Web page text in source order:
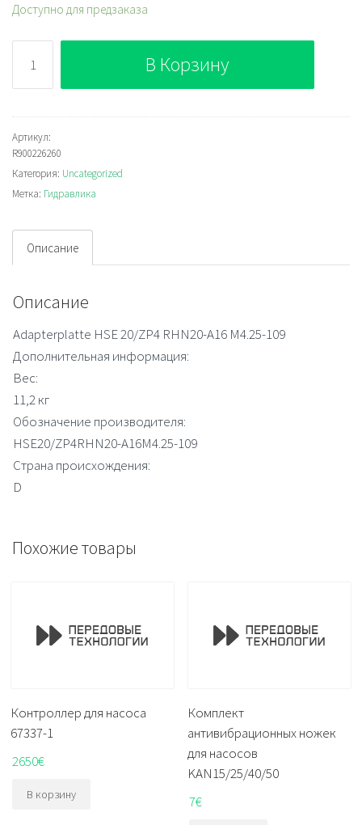
Доступно для предзаказа
Bosch
Rexroth
HSE20/ZP4RHN20-
A16M4.25-
109
В Корзину
Артикул:
R900226260
Категория: Uncategorized
Метка: Гидравлика
Описание
Описание
Adapterplatte HSE 20/ZP4 RHN20-A16 M4.25-109
Дополнительная информация:
Вес:
11,2 кг
Обозначение производителя:
HSE20/ZP4RHN20-A16M4.25-109
Страна происхождения:
D
Похожие товары
Контроллер для насоса
67337-1
2650€
В корзину
Комплект
антивибрационных ножек
для насосов
KAN15/25/40/50
7€